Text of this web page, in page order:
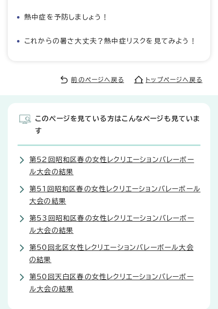
熱中症を予防しましょう！
これからの暑さ大丈夫？熱中症リスクを見てみよう！
前のページへ戻る トップページへ戻る
このページを見ている方はこんなページも見ていま
す
第52回昭和区春の女性レクリエーションバレーボー
ル大会の結果
第51回昭和区春の女性レクリエーションバレーボール
大会の結果
第53回昭和区春の女性レクリエーションバレーボー
ル大会の結果
第50回北区女性レクリエーションバレーボール大会
の結果
第50回天白区春の女性レクリエーションバレーボー
ル大会の結果